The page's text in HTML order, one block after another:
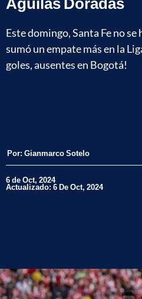
Este domingo, Santa Fe no
sumó un empate más en la
goles, ausentes en Bogotá!
Por: Gianmarco Sotelo
6 de Oct, 2024
Actualizado: 6 De Oct, 2024